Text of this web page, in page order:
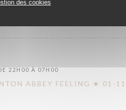
des cookies
22H00 À 07H00
ABBEY FEELING ★ 01-